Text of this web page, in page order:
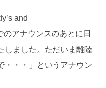
and
アナウンスのあとに日
しました。ただいま離陸
・・・」というアナウン